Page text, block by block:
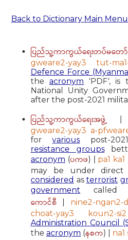
Back to Dictionary Main Menu
ပြည်သူ့ကာကွယ်ရေးတပ်မတော်
gweare2-yay3 tut-
Defence Force
theacronym 'PDF', is
National Unity
after the post-2021
ပြည်သူ့ကာကွယ်ရေးအဖွဲ့
gweare2-yay3 a-
forvarious post-
resistance groups
acronym (ပကဖ) | pa1 ka1
may be under direct
considered as terrorist
government called
ကောင်စီ
nine2-
choat-yay3 koun2-si2
Administration Council
the acronym (နစက) | na1